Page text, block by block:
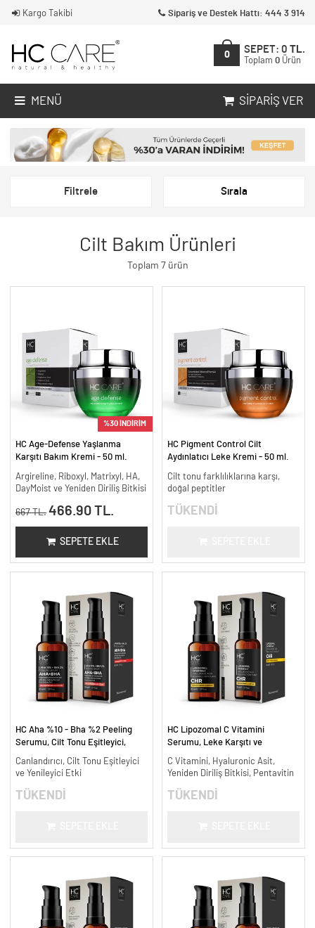
Kargo Takibi Sipariş ve Destek Hattı: 444 3 914
0
SEPET: 0 TL.
Toplam 0 Ürün
MENÜ SIPARIŞ VER
Filtrele Sırala
Cilt Bakım Ürünleri
Toplam 7 ürün
%30 İNDİRİM
HC Age-Defense Yaşlanma
Karşıtı Bakım Kremi - 50 ml.
Argireline, Riboxyl, Matrixyl, HA,
DayMoist ve Yeniden Diriliş Bitkisi
667 TL. 466.90 TL.
SEPETE EKLE
HC Pigment Control Cilt
Aydınlatıcı Leke Kremi - 50 ml.
Cilt tonu farklılıklarına karşı,
doğal peptitler
TÜKENDİ
HC Aha %10 - Bha %2 Peeling
Serumu, Cilt Tonu Eşitleyici,
Canlandırıcı, Cilt Tonu Eşitleyici
ve Yenileyici Etki
TÜKENDİ
HC Lipozomal C Vitamini
Serumu, Leke Karşıtı ve
C Vitamini, Hyaluronic Asit,
Yeniden Diriliş Bitkisi, Pentavitin
TÜKENDİ